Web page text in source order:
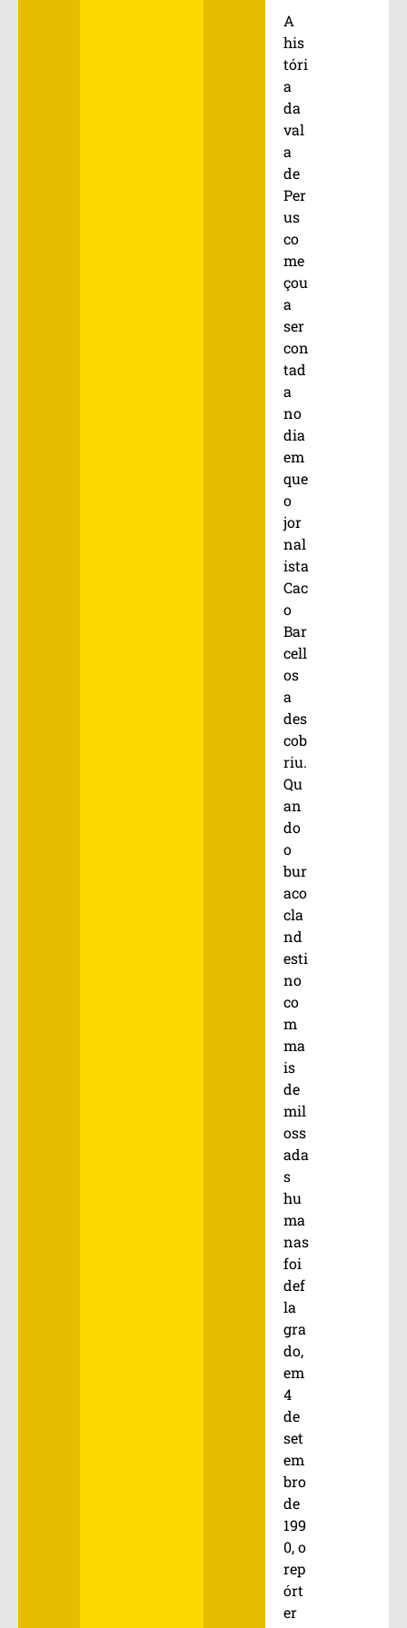
A
his
tóri
a
da
val
a
de
Per
us
co
me
çou
a
ser
con
tad
a
no
dia
em
que
o
jor
nal
ista
Cac
o
Bar
cell
os
a
des
cob
riu.
Qu
an
do
o
bur
aco
cla
nd
esti
no
co
m
ma
is
de
mil
oss
ada
s
hu
ma
nas
foi
def
la
gra
do,
em
4
de
set
em
bro
de
199
0, o
rep
órt
er